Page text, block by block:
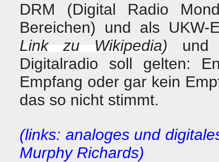
DRM (Digital Radio
Bereichen) und als UKW-
Link zu Wikipedia)
Digitalradio soll gelten:
Empfang oder gar kein
das so nicht stimmt.
(links: analoges und
Murphy Richards)